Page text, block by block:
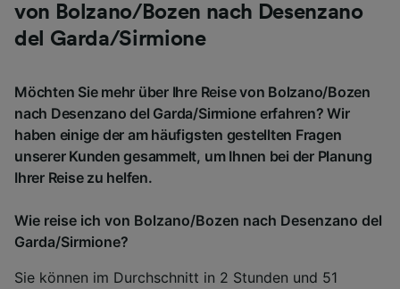
von Bolzano/Bozen nach Desenzano
del Garda/Sirmione
Möchten Sie mehr über Ihre Reise von Bolzano/Bozen
nach Desenzano del Garda/Sirmione erfahren? Wir
haben einige der am häufigsten gestellten Fragen
unserer Kunden gesammelt, um Ihnen bei der Planung
Ihrer Reise zu helfen.
Wie reise ich von Bolzano/Bozen nach Desenzano del
Garda/Sirmione?
Sie können im Durchschnitt in 2 Stunden und 51